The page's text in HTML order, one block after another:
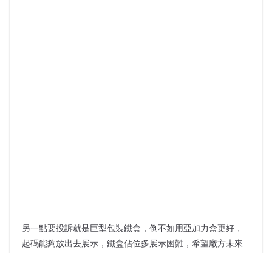
另一點要投訴就是巨型包裝鐵盒，倒不如用亞加力盒更好，
起碼能夠放出去展示，鐵盒佔位多展示困難，希望廠方未來